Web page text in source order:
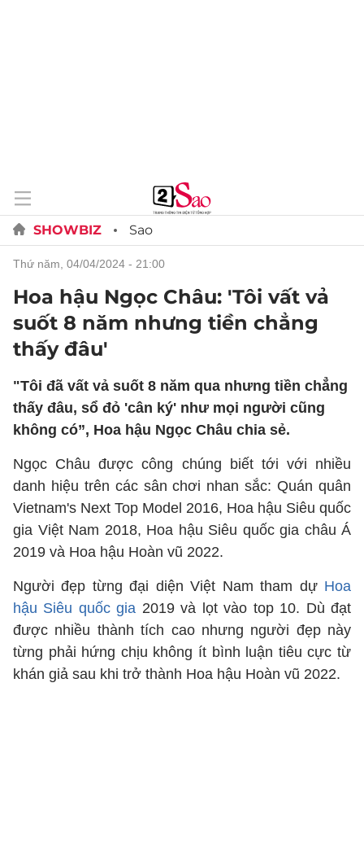
SHOWBIZ Sao
thứ năm, 04/04/2024 - 21:00
Hoa hậu Ngọc Châu: 'Tôi vất vả
suốt 8 năm nhưng tiền chẳng
thấy đâu'
"Tôi đã vất vả suốt 8 năm qua nhưng tiền chẳng
thấy đâu, sổ đỏ 'cân ký' như mọi người cũng
không có”, Hoa hậu Ngọc Châu chia sẻ.
Ngọc Châu được công chúng biết tới với nhiều
danh hiệu trên các sân chơi nhan sắc: Quán quân
Vietnam's Next Top Model 2016, Hoa hậu Siêu quốc
gia Việt Nam 2018, Hoa hậu Siêu quốc gia châu Á
2019 và Hoa hậu Hoàn vũ 2022.
Người đẹp từng đại diện Việt Nam tham dự Hoa
hậu Siêu quốc gia 2019 và lọt vào top 10. Dù đạt
được nhiều thành tích cao nhưng người đẹp này
từng phải hứng chịu không ít bình luận tiêu cực từ
khán giả sau khi trở thành Hoa hậu Hoàn vũ 2022.